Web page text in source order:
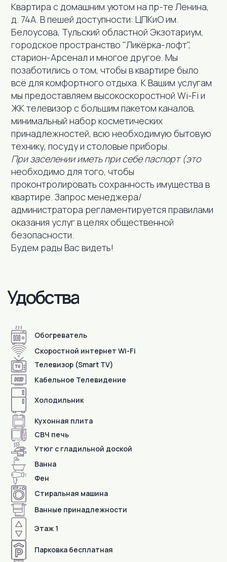
Кваpтира с домашним уютом на пр-те Ленина,
д. 74А. В пeшeй доступности: ЦПКиО им.
Белоусова, Тульский областной Экзотариум,
городское пространство "Ликёрка-лофт",
старион-Арсенал и многое другое. Мы
позаботились о том, чтобы в квартире было
всё для комфортного отдыха. К Вашим услугам
мы предоставляем высокоскоростной Wi-Fi и
ЖК телевизор с большим пакетом каналов,
минимальный набор косметических
принадлежностей, всю необходимую бытовую
технику, посуду и столовые приборы.
При заселении иметь при себе паспорт (это
необходимо для того, чтобы
проконтролировать сохранность имущества в
квартире. Запрос менеджера/
администратора регламентируется правилами
оказания услуг в целях общественной
безопасности.
Будем рады Вас видеть!
Удобства
Обогреватель
Скоростной интернет Wi-Fi
Телевизор (Smart TV)
Кабельное Телевидение
Холодильник
Кухонная плита
СВЧ печь
Утюг с гладильной доской
Ванна
Фен
Стиральная машина
Ванные принадлежности
Этаж 1
Парковка бесплатная
Детали
Залог в размере 1000 р.